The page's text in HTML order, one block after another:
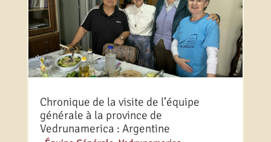
Chronique de la visite de l’équipe
générale à la province de
Vedrunamerica : Argentine